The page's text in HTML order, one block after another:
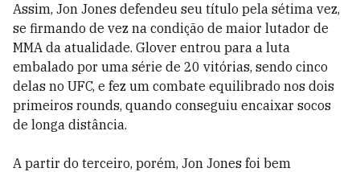
Assim, Jon Jones defendeu seu título pela sétima vez,
se firmando de vez na condição de maior lutador de
MMA da atualidade. Glover entrou para a luta
embalado por uma série de 20 vitórias, sendo cinco
delas no UFC, e fez um combate equilibrado nos dois
primeiros rounds, quando conseguiu encaixar socos
de longa distância.
A partir do terceiro, porém, Jon Jones foi bem